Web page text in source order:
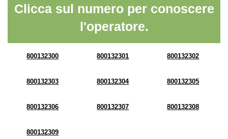
Clicca sul numero per conoscere
l'operatore.
800132300 800132301 800132302
800132303 800132304 800132305
800132306 800132307 800132308
800132309